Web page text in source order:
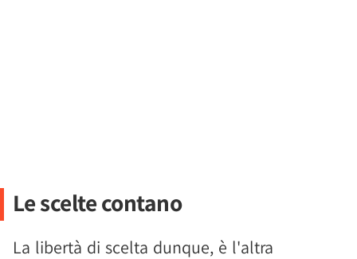
Le scelte contano
La libertà di scelta dunque, è l'altra